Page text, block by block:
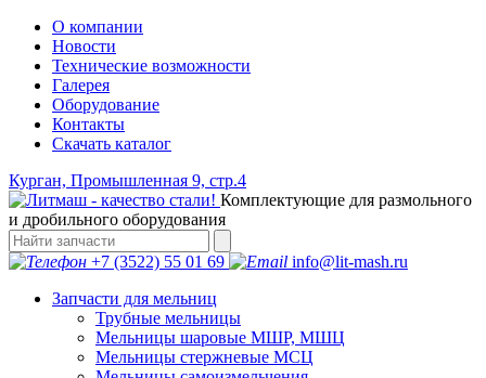
О компании
Новости
Технические возможности
Галерея
Оборудование
Контакты
Скачать каталог
Курган, Промышленная 9, стр.4
Комплектующие для размольного
и дробильного оборудования
+7 (3522) 55 01 69
info@lit-mash.ru
Запчасти для мельниц
Трубные мельницы
Мельницы шаровые МШР, МШЦ
Мельницы стержневые МСЦ